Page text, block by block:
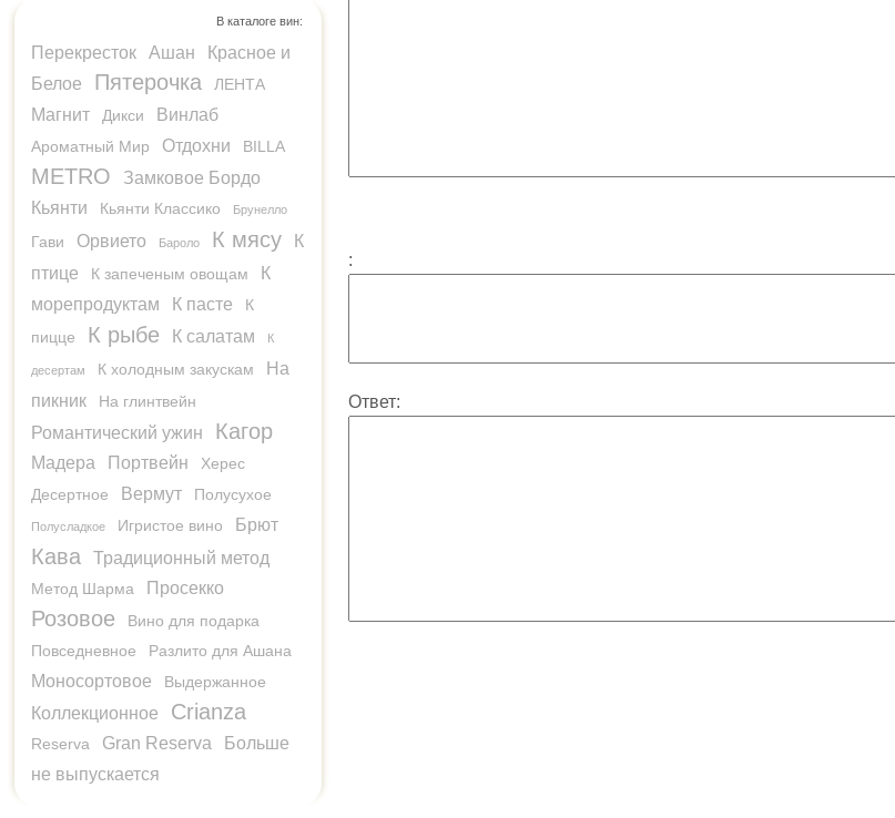
:
Ответ:
В каталоге вин:
Перекресток Ашан
Красное и
Белое
Пятерочка ЛЕНТА
Магнит Дикси Винлаб
Ароматный Мир Отдохни BILLA
METRO
Замковое Бордо
Кьянти
Кьянти Классико Брунелло
Гави Орвието Бароло К мясу
К
птице
К запеченым овощам
К
морепродуктам
К пасте
К
пицце
К рыбе К салатам К
десертам К холодным закускам
На
пикник
На глинтвейн
Романтический ужин Кагор
Мадера Портвейн
Херес
Десертное
Вермут Полусухое
Полусладкое Игристое вино Брют
Кава Традиционный метод
Метод Шарма Просекко
Розовое
Вино для подарка
Повседневное
Разлито для Ашана
Моносортовое Выдержанное
Коллекционное Crianza
Reserva Gran Reserva
Больше
не выпускается